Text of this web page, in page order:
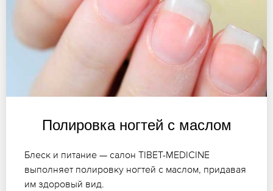
Полировка ногтей с маслом
Блеск и питание — салон TIBET-MEDICINE
выполняет полировку ногтей с маслом, придавая
им здоровый вид.